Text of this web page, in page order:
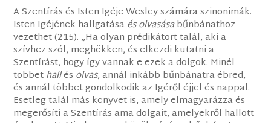
A Szentírás és Isten Igéje Wesley számára szinonimák.
Isten Igéjének hallgatásaés olvasásabűnbánathoz
vezethet (215). „Ha olyan prédikátort talál, aki a
szívhez szól, meghökken, és elkezdi kutatni a
Szentírást, hogy így vannak-e ezek a dolgok. Minél
többethallés olvas, annál inkább bűnbánatra ébred,
és annál többet gondolkodik az Igéről éjjel és nappal.
Esetleg talál más könyvet is, amely elmagyarázza és
megerősíti a Szentírás ama dolgait, amelyekről hallott